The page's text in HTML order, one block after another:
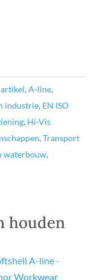
artikel, A-line,
industrie, EN ISO
, Hi-Vis
, Transport
waterbouw,
houden